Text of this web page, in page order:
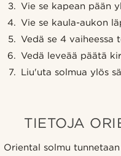
Vie se kapean pään
Vie se kaula-aukon
Vedä se 4 vaiheessa
Vedä leveää päätä
Liu'uta solmua ylös
TIETOJA
Oriental solmu